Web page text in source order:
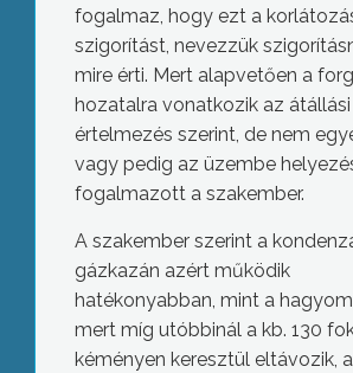
fogalmaz, hogy ezt a
szigorítást, nevezzük
mire érti. Mert alapvetően a
hozatalra vonatkozik az átállási
értelmezés szerint, de nem
vagy pedig az üzembe
fogalmazott a szakember.
A szakember szerint a
gázkazán azért működik
hatékonyabban, mint a
mert míg utóbbinál a kb. 130
kéményen keresztül eltávozik,